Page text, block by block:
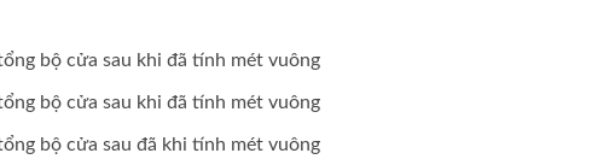
bộ cửa sau khi đã tính mét vuông
bộ cửa sau khi đã tính mét vuông
bộ cửa sau đã khi tính mét vuông